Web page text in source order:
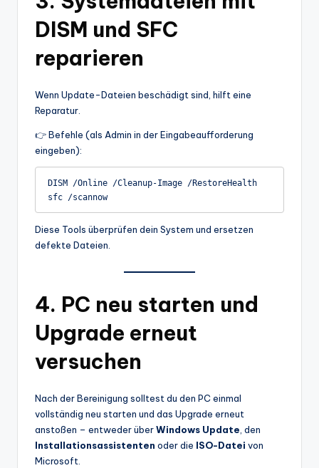
DISM und SFC
reparieren
Wenn Update-Dateien beschädigt sind, hilft eine
Reparatur.
👉 Befehle (als Admin in der Eingabeaufforderung
eingeben):
DISM /Online /Cleanup-Image /RestoreHealth
sfc /scannow
Diese Tools überprüfen dein System und ersetzen
defekte Dateien.
4. PC neu starten und
Upgrade erneut
versuchen
Nach der Bereinigung solltest du den PC einmal
vollständig neu starten und das Upgrade erneut
anstoßen – entweder überWindows Update, den
Installationsassistenten oder die ISO-Datei von
Microsoft.